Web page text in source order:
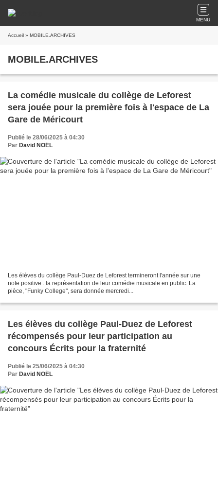
MENU
Accueil » MOBILE.ARCHIVES
MOBILE.ARCHIVES
La comédie musicale du collège de Leforest
sera jouée pour la première fois à l'espace de La
Gare de Méricourt
Publié le 28/06/2025 à 04:30
Par David NOËL
Les élèves du collège Paul-Duez de Leforest termineront l'année sur une
note positive : la représentation de leur comédie musicale en public. La
pièce, "Funky College", sera donnée mercredi...
Les élèves du collège Paul-Duez de Leforest
récompensés pour leur participation au
concours Écrits pour la fraternité
Publié le 25/06/2025 à 04:30
Par David NOËL